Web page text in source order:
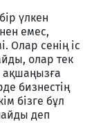
үлкен
емес,
Олар сенің іс
олар тек
ақшаңызға
бизнестің
бізге бұл
деп